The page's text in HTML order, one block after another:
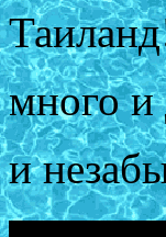
много и
и